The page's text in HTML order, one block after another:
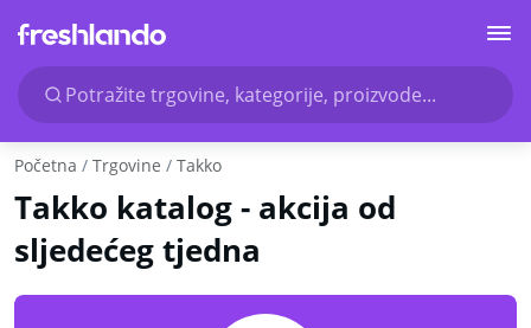
Potražite trgovine, kategorije, proizvode...
Početna Trgovine Takko
Takko katalog - akcija od
sljedećeg tjedna